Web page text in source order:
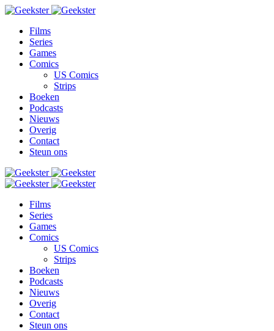
Films
Series
Games
Comics
US Comics
Strips
Boeken
Podcasts
Nieuws
Overig
Contact
Steun ons
Films
Series
Games
Comics
US Comics
Strips
Boeken
Podcasts
Nieuws
Overig
Contact
Steun ons